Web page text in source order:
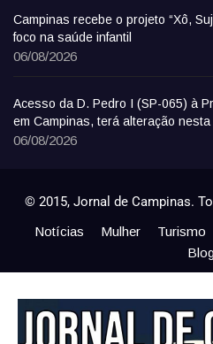
Campinas recebe o projeto “Xô,
foco na saúde infantil
06/08/2026
Acesso da D. Pedro I (SP-065) à
em Campinas, terá alteração
06/08/2026
© 2015, Jornal de Campinas.
Notícias Mulher Turismo